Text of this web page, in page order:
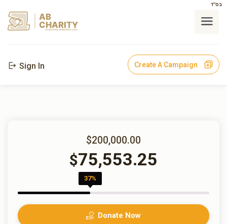
בס"ד
AB
CHARITY
powerd by ahblicklive.com
Sign In Create A Campaign
$200,000.00
$75,553.25
37%
Donate Now